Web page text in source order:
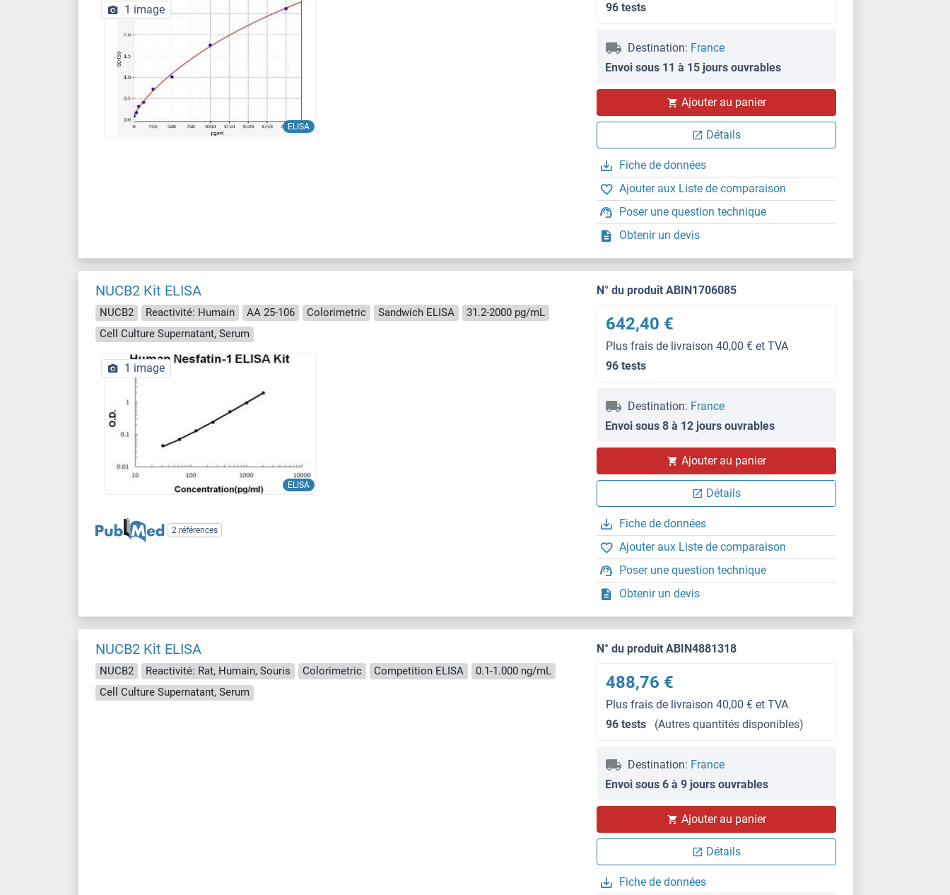
ELISA
1 image
96 tests
Destination: France
Envoi sous 11 à 15 jours ouvrables
Ajouter au panier
Détails
Fiche de données
Ajouter aux Liste de comparaison
Poser une question technique
Obtenir un devis
NUCB2 Kit ELISA
NUCB2 Reactivité: Humain AA 25-106 Colorimetric Sandwich ELISA
31.2-2000 pg/mL
Cell Culture Supernatant, Serum
ELISA
1 image
2 références
N° du produit ABIN1706085
642,40 €
Plus frais de livraison 40,00 € et TVA
96 tests
Destination: France
Envoi sous 8 à 12 jours ouvrables
Ajouter au panier
Détails
Fiche de données
Ajouter aux Liste de comparaison
Poser une question technique
Obtenir un devis
NUCB2 Kit ELISA
NUCB2 Reactivité: Rat, Humain, Souris Colorimetric Competition ELISA
0.1-1.000 ng/mL
Cell Culture Supernatant, Serum
N° du produit ABIN4881318
488,76 €
Plus frais de livraison 40,00 € et TVA
96 tests
(Autres quantités disponibles)
Destination: France
Envoi sous 6 à 9 jours ouvrables
Ajouter au panier
Détails
Fiche de données